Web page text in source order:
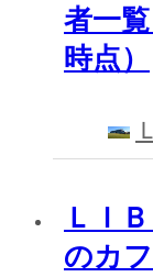
者一
時点）
ＬＩ
のカ